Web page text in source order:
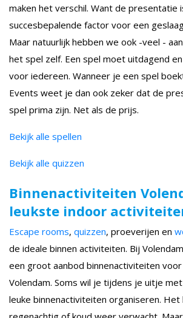
maken het verschil. Want de presentatie
succesbepalende factor voor een
Maar natuurlijk hebben we ook -veel -
het spel zelf. Een spel moet uitdagend
voor iedereen. Wanneer je een spel
Events weet je dan ook zeker dat de
spel prima zijn. Net als de prijs.
Bekijk alle spellen
Bekijk alle quizzen
Binnenactiviteiten
leukste indoor
Escape rooms, quizzen, proeverijen en
de ideale binnen activiteiten. Bij
een groot aanbod binnenactiviteiten
Volendam. Soms wil je tijdens je uitje
leuke binnenactiviteiten organiseren. Het